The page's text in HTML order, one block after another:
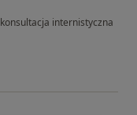
konsultacja internistyczna